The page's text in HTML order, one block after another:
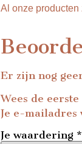
Al onze
Er zijn nog
Wees de
Je e-mailadres
Je waardering *